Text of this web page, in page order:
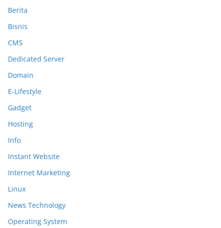
Berita
Bisnis
CMS
Dedicated Server
Domain
E-Lifestyle
Gadget
Hosting
Info
Instant Website
Internet Marketing
Linux
News Technology
Operating System